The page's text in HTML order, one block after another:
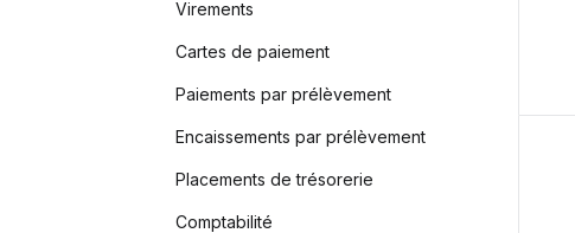
Virements
Cartes de paiement
Paiements par prélèvement
Encaissements par prélèvement
Placements de trésorerie
Comptabilité